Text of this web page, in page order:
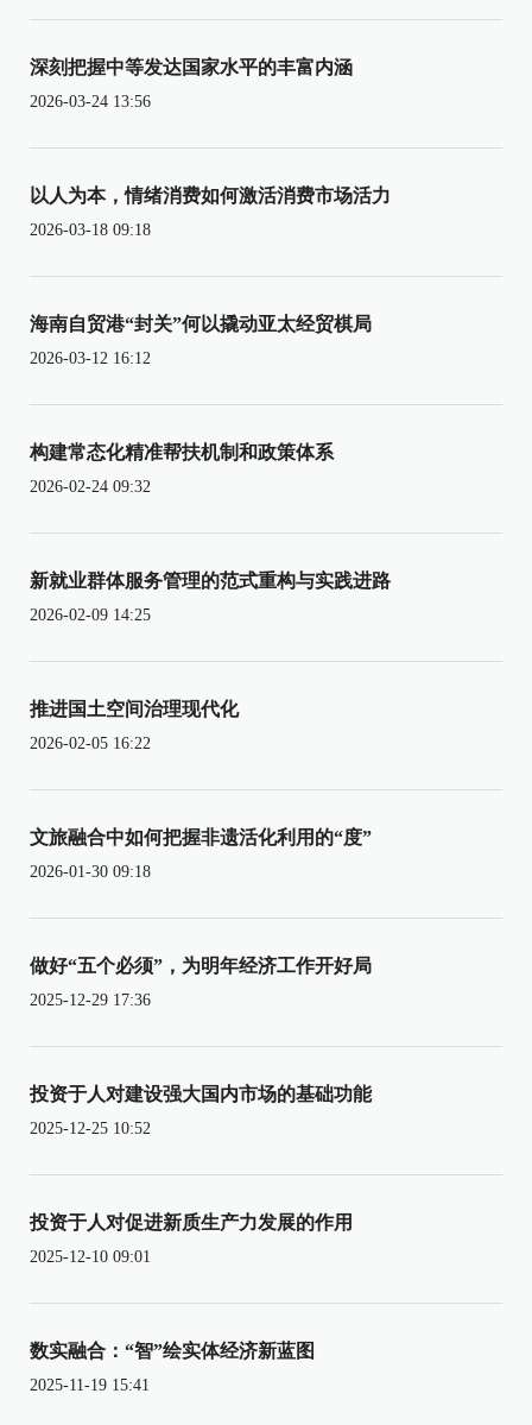
深刻把握中等发达国家水平的丰富内涵
2026-03-24 13:56
以人为本，情绪消费如何激活消费市场活力
2026-03-18 09:18
海南自贸港“封关”何以撬动亚太经贸棋局
2026-03-12 16:12
构建常态化精准帮扶机制和政策体系
2026-02-24 09:32
新就业群体服务管理的范式重构与实践进路
2026-02-09 14:25
推进国土空间治理现代化
2026-02-05 16:22
文旅融合中如何把握非遗活化利用的“度”
2026-01-30 09:18
做好“五个必须”，为明年经济工作开好局
2025-12-29 17:36
投资于人对建设强大国内市场的基础功能
2025-12-25 10:52
投资于人对促进新质生产力发展的作用
2025-12-10 09:01
数实融合：“智”绘实体经济新蓝图
2025-11-19 15:41